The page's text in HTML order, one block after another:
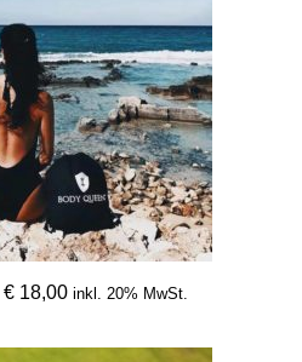
€ 18,00 inkl. 20% MwSt.